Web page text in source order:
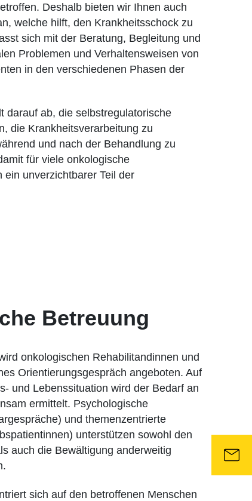
Deshalb bieten wir Ihnen auch
welche hilft, den Krankheitsschock zu
sich mit der Beratung, Begleitung und
Problemen und Verhaltensweisen von
in den verschiedenen Phasen der
darauf ab, die selbstregulatorische
die Krankheitsverarbeitung zu
und nach der Behandlung zu
für viele onkologische
unverzichtbarer Teil der
Betreuung
onkologischen Rehabilitandinnen und
Orientierungsgespräch angeboten. Auf
und Lebenssituation wird der Bedarf an
ermittelt. Psychologische
und themenzentrierte
unterstützen sowohl den
auch die Bewältigung anderweitig
sich auf den betroffenen Menschen